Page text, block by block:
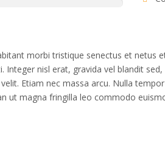
morbi tristique senectus et netus
Integer nisl erat, gravida vel blandit
Etiam nec massa arcu. Nulla
ut magna fringilla leo commodo